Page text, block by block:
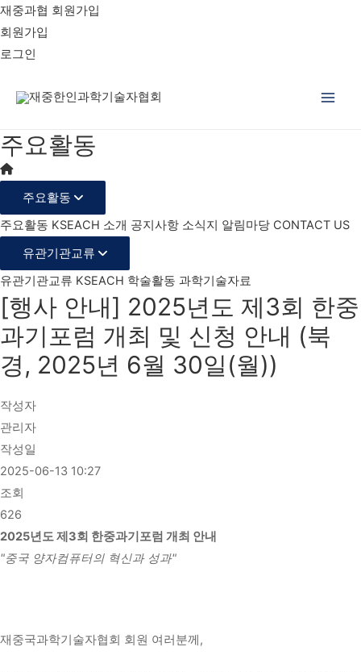
재중과협 회원가입
회원가입
로그인
주요활동
주요활동
주요활동 KSEACH 소개 공지사항 소식지 알림마당 CONTACT US
유관기관교류
유관기관교류 KSEACH 학술활동 과학기술자료
[행사 안내] 2025년도 제3회 한중
과기포럼 개최 및 신청 안내 (북
경, 2025년 6월 30일(월))
작성자
관리자
작성일
2025-06-13 10:27
조회
626
2025년도 제3회 한중과기포럼 개최 안내
"중국 양자컴퓨터의 혁신과 성과"
재중국과학기술자협회 회원 여러분께,